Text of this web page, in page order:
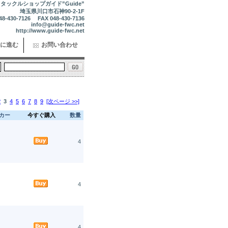
タックルショップガイド”Guide”
埼玉県川口市石神90-2-1F
430-7126 FAX 048-430-7136
info@guide-fwc.net
http://www.guide-fwc.net
進む お問い合わせ
3 4 5 6 7 8 9 [次ページ >>]
ー 今すぐ購入 数量
4
4